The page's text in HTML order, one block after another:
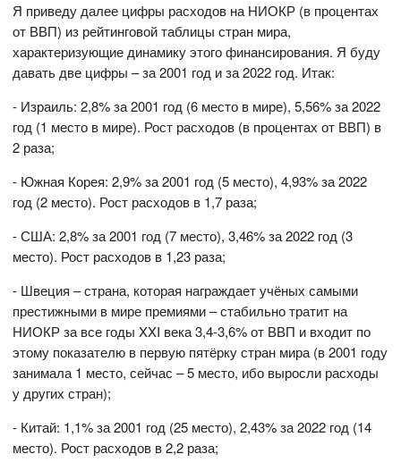
Я приведу далее цифры расходов на НИОКР (в процентах
от ВВП) из рейтинговой таблицы стран мира,
характеризующие динамику этого финансирования. Я буду
давать две цифры – за 2001 год и за 2022 год. Итак:
- Израиль: 2,8% за 2001 год (6 место в мире), 5,56% за 2022
год (1 место в мире). Рост расходов (в процентах от ВВП) в
2 раза;
- Южная Корея: 2,9% за 2001 год (5 место), 4,93% за 2022
год (2 место). Рост расходов в 1,7 раза;
- США: 2,8% за 2001 год (7 место), 3,46% за 2022 год (3
место). Рост расходов в 1,23 раза;
- Швеция – страна, которая награждает учёных самыми
престижными в мире премиями – стабильно тратит на
НИОКР за все годы XXI века 3,4-3,6% от ВВП и входит по
этому показателю в первую пятёрку стран мира (в 2001 году
занимала 1 место, сейчас – 5 место, ибо выросли расходы
у других стран);
- Китай: 1,1% за 2001 год (25 место), 2,43% за 2022 год (14
место). Рост расходов в 2,2 раза;